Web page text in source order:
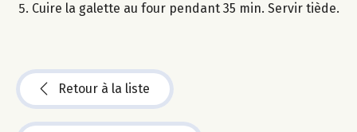
Cuire la galette au four pendant 35 min. Servir tiède.
Retour à la liste